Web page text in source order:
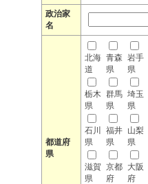
政治家
名
都道府
県
北海
道
青森
県
岩手
県
栃木
県
群馬
県
埼玉
県
石川
県
福井
県
山梨
県
滋賀
県
京都
府
大阪
府